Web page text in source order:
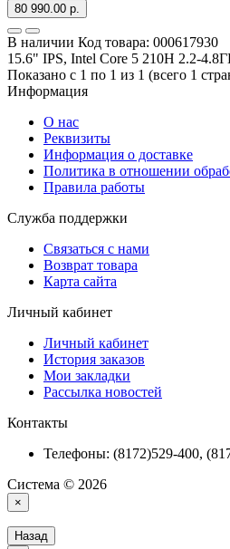
80 990.00 р.
В наличии Код товара: 000617930
15.6" IPS, Intel Core 5 210H 2.2-
Показано с 1 по 1 из 1 (всего 1
Информация
О нас
Реквизиты
Информация о доставке
Политика в отношении
Правила работы
Служба поддержки
Связаться с нами
Возврат товара
Карта сайта
Личный кабинет
Личный кабинет
История заказов
Мои закладки
Рассылка новостей
Контакты
Телефоны: (8172)529-400,
Система © 2026
×
Назад